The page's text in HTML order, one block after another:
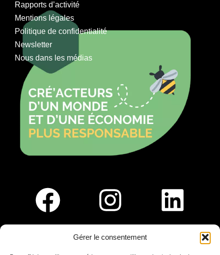
Gérer le consentement
Rapports d’activité
Mentions légales
Politique de confidentialité
Newsletter
Nous dans les médias